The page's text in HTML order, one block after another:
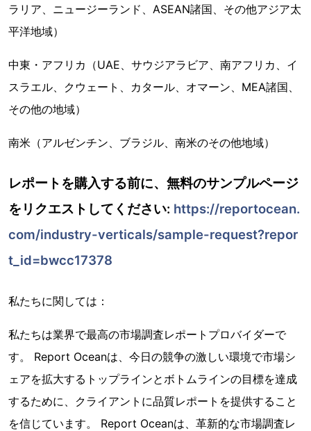
ラリア、ニュージーランド、ASEAN諸国、その他アジア太
平洋地域）
中東・アフリカ（UAE、サウジアラビア、南アフリカ、イ
スラエル、クウェート、カタール、オマーン、MEA諸国、
その他の地域）
南米（アルゼンチン、ブラジル、南米のその他地域）
レポートを購入する前に、無料のサンプルページ
をリクエストしてください: https://reportocean.
com/industry-verticals/sample-request?repor
t_id=bwcc17378
私たちに関しては：
私たちは業界で最高の市場調査レポートプロバイダーで
す。 Report Oceanは、今日の競争の激しい環境で市場シ
ェアを拡大するトップラインとボトムラインの目標を達成
するために、クライアントに品質レポートを提供すること
を信じています。 Report Oceanは、革新的な市場調査レ